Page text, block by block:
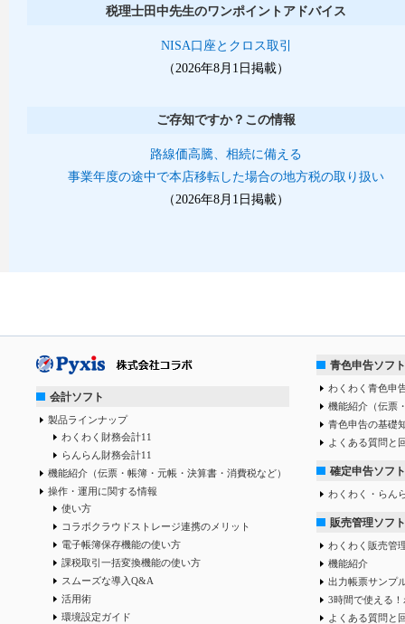
税理士田中先生のワンポイントアドバイス
NISA口座とクロス取引
（2026年8月1日掲載）
ご存知ですか？この情報
路線価高騰、相続に備える
事業年度の途中で本店移転した場合の地方税の取り扱い
（2026年8月1日掲載）
会計ソフト
製品ラインナップ
わくわく財務会計11
らんらん財務会計11
機能紹介（伝票・帳簿・元帳・決算書・消費税など）
操作・運用に関する情報
使い方
コラボクラウドストレージ連携のメリット
電子帳簿保存機能の使い方
課税取引一括変換機能の使い方
スムーズな導入Q&A
活用術
環境設定ガイド
青色申告ソフト
わくわく青色申
機能紹介（伝票
青色申告の基礎
よくある質問と
確定申告ソフト
わくわく・らん
販売管理ソフト
わくわく販売管
機能紹介
出力帳票サンプ
3時間で使える
よくある質問と